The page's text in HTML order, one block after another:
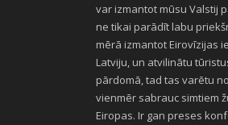
var izmantot mūsu Valstij
ne tikai parādīt labu
mērā izmantot Eirovīzijas
Latviju, un atvilinātu
pārdomā, tad tas varētu
vienmēr sabrauc simtiem
Eiropas. Ir gan preses